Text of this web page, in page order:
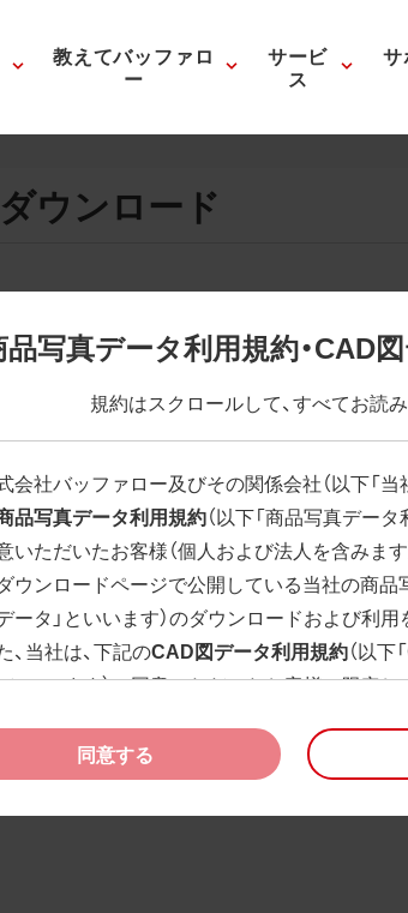
教えてバッファロ
ー
サービ
ス
サ
ウンロード
写真データ利用規約・CAD
規約はスクロールして、すべてお読み
会社バッファロー及びその関係会社（以下「当
品写真データ利用規約（以下「商品写真デー
いただいたお客様（個人および法人を含みま
ウンロードページで公開している当社の商品
ータ」といいます）のダウンロードおよび利用
、当社は、下記のCAD図データ利用規約（以
といいます）に同意いただいたお客様に限定
す）の利用を許諾いたします。
様が「同意する」ボタンをクリックされた場
びCAD図データ利用規約に同意いただいたも
同意する
の表示。EPSボタンを押すと圧縮ファイル
定されています。画像編集の際に便利です
スが設定されていない場合があります。ご了
度(RGBカラー)」 「EPS : 高解像度(CMYKカ